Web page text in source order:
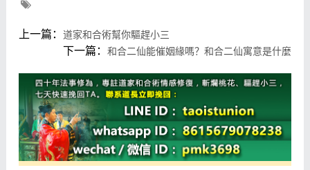
上一篇： 道家和合術幫你驅趕小三
下一篇：和合二仙能催姻緣嗎？和合二仙寓意是什麼